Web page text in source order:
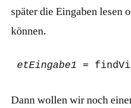
später die Eingaben lesen
können.
etEingabe1 =
Dann wollen wir noch